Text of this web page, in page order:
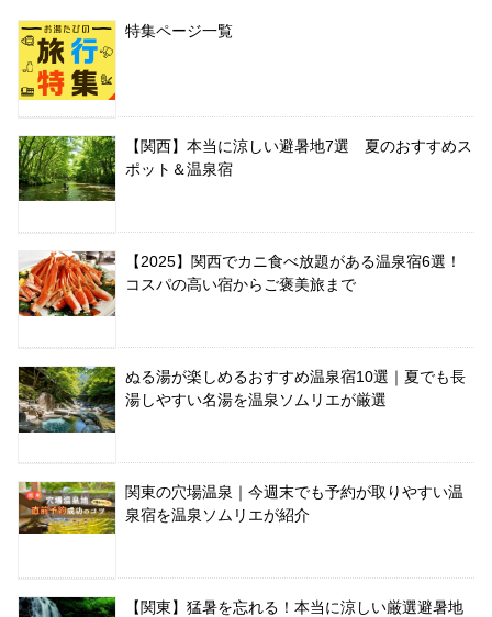
特集ページ一覧
【関西】本当に涼しい避暑地7選 夏のおすすめス
ポット＆温泉宿
【2025】関西でカニ食べ放題がある温泉宿6選！
コスパの高い宿からご褒美旅まで
ぬる湯が楽しめるおすすめ温泉宿10選｜夏でも長
湯しやすい名湯を温泉ソムリエが厳選
関東の穴場温泉｜今週末でも予約が取りやすい温
泉宿を温泉ソムリエが紹介
【関東】猛暑を忘れる！本当に涼しい厳選避暑地